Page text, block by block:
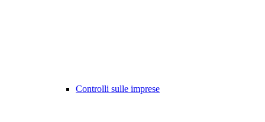
Controlli sulle imprese